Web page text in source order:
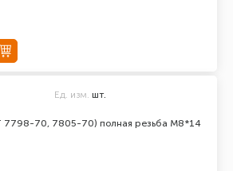
7798-70, 7805-70) полная резьба М8*14
Ед. изм. шт.